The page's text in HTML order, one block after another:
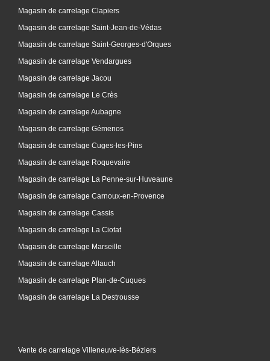
Magasin de carrelage Clapiers
Magasin de carrelage Saint-Jean-de-Védas
Magasin de carrelage Saint-Georges-d'Orques
Magasin de carrelage Vendargues
Magasin de carrelage Jacou
Magasin de carrelage Le Crès
Magasin de carrelage Aubagne
Magasin de carrelage Gémenos
Magasin de carrelage Cuges-les-Pins
Magasin de carrelage Roquevaire
Magasin de carrelage La Penne-sur-Huveaune
Magasin de carrelage Carnoux-en-Provence
Magasin de carrelage Cassis
Magasin de carrelage La Ciotat
Magasin de carrelage Marseille
Magasin de carrelage Allauch
Magasin de carrelage Plan-de-Cuques
Magasin de carrelage La Destrousse
Vente de carrelage Villeneuve-lès-Béziers